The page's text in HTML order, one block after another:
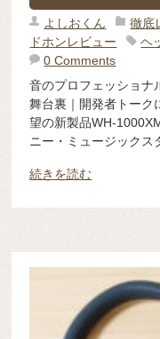
よしおくん 徹底
ドホンレビュー
ヘ
0 Comments
音のプロフェッショナ
舞台裏｜開発者トーク
望の新製品WH-
ニー・ミュージック
続きを読む